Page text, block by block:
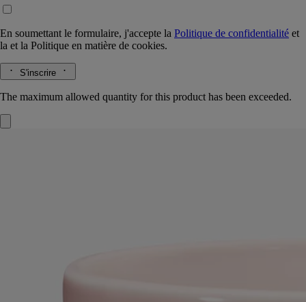
En soumettant le formulaire, j'accepte la Politique de confidentialité et
la et la Politique en matière de cookies.
S'inscrire
The maximum allowed quantity for this product has been exceeded.